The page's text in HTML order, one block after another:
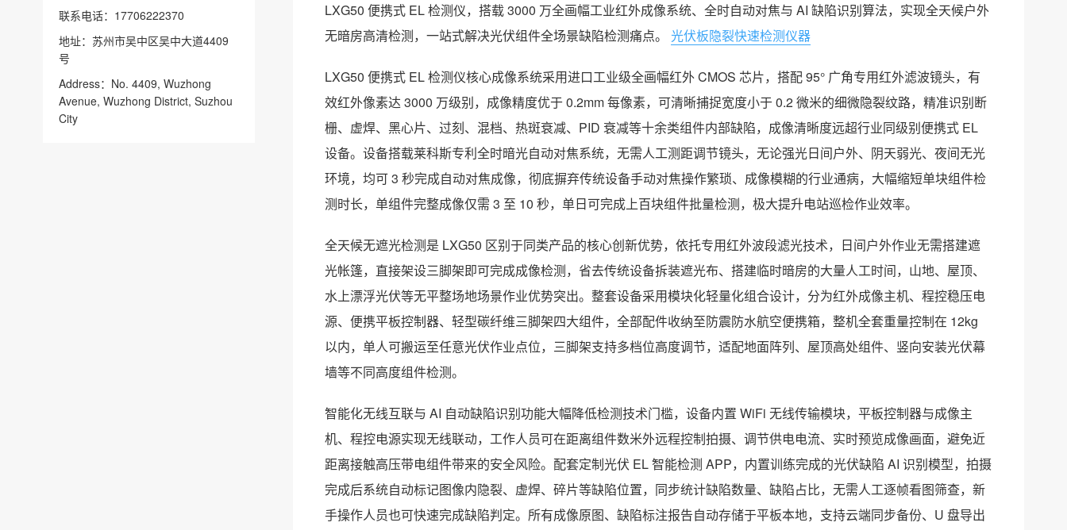
联系电话：17706222370
地址：苏州市吴中区吴中大道4409
号
Address：No. 4409, Wuzhong
Avenue, Wuzhong District, Suzhou
City
LXG50 便携式 EL 检测仪，搭载 3000 万全画幅工业红外成像系统、全时自动对焦与 AI 缺陷识别算法，实现全天候户外
无暗房高清检测，一站式解决光伏组件全场景缺陷检测痛点。
光伏板隐裂快速检测仪器
LXG50 便携式 EL 检测仪核心成像系统采用进口工业级全画幅红外 CMOS 芯片，搭配 95° 广角专用红外滤波镜头，有
效红外像素达 3000 万级别，成像精度优于 0.2mm 每像素，可清晰捕捉宽度小于 0.2 微米的细微隐裂纹路，精准识别断
栅、虚焊、黑心片、过刻、混档、热斑衰减、PID 衰减等十余类组件内部缺陷，成像清晰度远超行业同级别便携式 EL
设备。设备搭载莱科斯专利全时暗光自动对焦系统，无需人工测距调节镜头，无论强光日间户外、阴天弱光、夜间无光
环境，均可 3 秒完成自动对焦成像，彻底摒弃传统设备手动对焦操作繁琐、成像模糊的行业通病，大幅缩短单块组件检
测时长，单组件完整成像仅需 3 至 10 秒，单日可完成上百块组件批量检测，极大提升电站巡检作业效率。
全天候无遮光检测是 LXG50 区别于同类产品的核心创新优势，依托专用红外波段滤光技术，日间户外作业无需搭建遮
光帐篷，直接架设三脚架即可完成成像检测，省去传统设备拆装遮光布、搭建临时暗房的大量人工时间，山地、屋顶、
水上漂浮光伏等无平整场地场景作业优势突出。整套设备采用模块化轻量化组合设计，分为红外成像主机、程控稳压电
源、便携平板控制器、轻型碳纤维三脚架四大组件，全部配件收纳至防震防水航空便携箱，整机全套重量控制在 12kg
以内，单人可搬运至任意光伏作业点位，三脚架支持多档位高度调节，适配地面阵列、屋顶高处组件、竖向安装光伏幕
墙等不同高度组件检测。
智能化无线互联与 AI 自动缺陷识别功能大幅降低检测技术门槛，设备内置 WiFi 无线传输模块，平板控制器与成像主
机、程控电源实现无线联动，工作人员可在距离组件数米外远程控制拍摄、调节供电电流、实时预览成像画面，避免近
距离接触高压带电组件带来的安全风险。配套定制光伏 EL 智能检测 APP，内置训练完成的光伏缺陷 AI 识别模型，拍摄
完成后系统自动标记图像内隐裂、虚焊、碎片等缺陷位置，同步统计缺陷数量、缺陷占比，无需人工逐帧看图筛查，新
手操作人员也可快速完成缺陷判定。所有成像原图、缺陷标注报告自动存储于平板本地，支持云端同步备份、U 盘导出